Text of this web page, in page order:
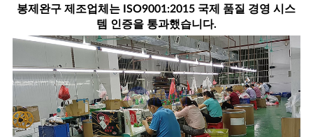
봉제완구 제조업체는 ISO9001:2015 국제 품질 경영 시스
템 인증을 통과했습니다.